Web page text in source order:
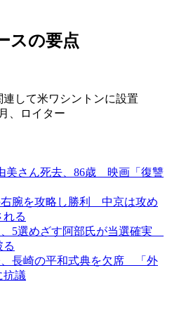
スの要点
美さん死去、86歳 映画「復讐
右腕を攻略し勝利 中京は攻め
れる
5選めざす阿部氏が当選確実
る
、長崎の平和式典を欠席 「外
抗議